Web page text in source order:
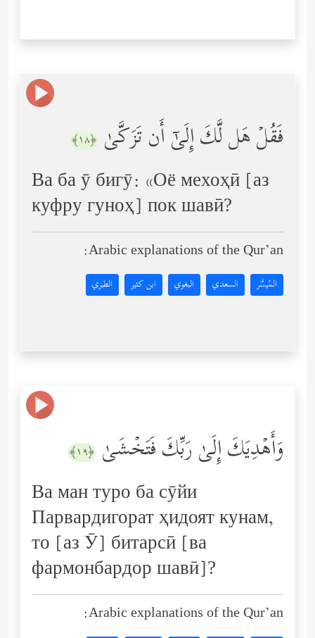
فَقُلۡ هَل لَّكَ إِلَىٰۤ أَن تَزَكَّىٰ ﴿١٨﴾
Ва ба ӯ бигӯ: «Оё мехоҳӣ [аз
куфру гуноҳ] пок шавӣ?
Arabic explanations of the Qur’an:
المُيسَّر السعدي البغوي ابن كثير الطبري
وَأَهۡدِیَكَ إِلَىٰ رَبِّكَ فَتَخۡشَىٰ ﴿١٩﴾
Ва ман туро ба сӯйи
Парвардигорат ҳидоят кунам,
то [аз Ӯ] битарсӣ [ва
фармонбардор шавӣ]?
Arabic explanations of the Qur’an: